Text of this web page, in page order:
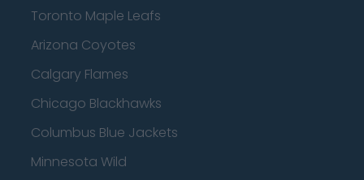
Toronto Maple Leafs
Arizona Coyotes
Calgary Flames
Chicago Blackhawks
Columbus Blue Jackets
Minnesota Wild